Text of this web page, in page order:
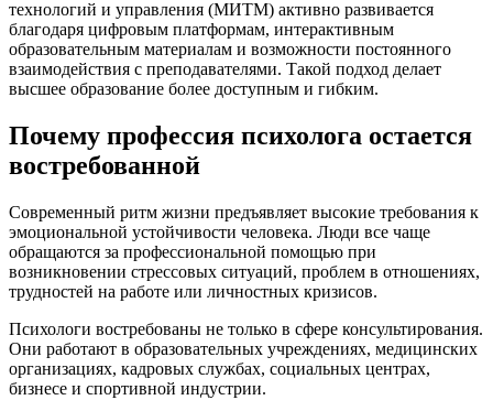
технологий и управления (МИТМ) активно развивается
благодаря цифровым платформам, интерактивным
образовательным материалам и возможности постоянного
взаимодействия с преподавателями. Такой подход делает
высшее образование более доступным и гибким.
Почему профессия психолога остается
востребованной
Современный ритм жизни предъявляет высокие требования к
эмоциональной устойчивости человека. Люди все чаще
обращаются за профессиональной помощью при
возникновении стрессовых ситуаций, проблем в отношениях,
трудностей на работе или личностных кризисов.
Психологи востребованы не только в сфере консультирования.
Они работают в образовательных учреждениях, медицинских
организациях, кадровых службах, социальных центрах,
бизнесе и спортивной индустрии.